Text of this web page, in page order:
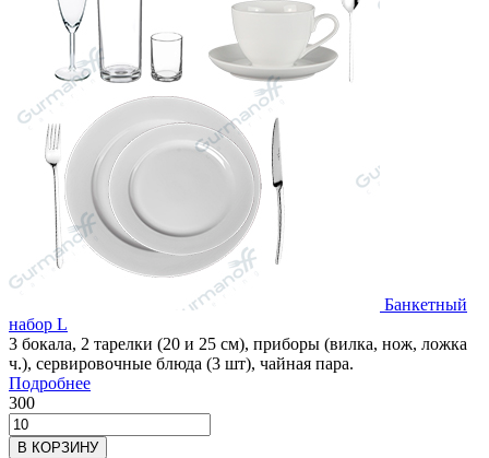
Банкетный
набор L
3 бокала, 2 тарелки (20 и 25 см), приборы (вилка, нож, ложка
ч.), сервировочные блюда (3 шт), чайная пара.
Подробнее
300
В КОРЗИНУ